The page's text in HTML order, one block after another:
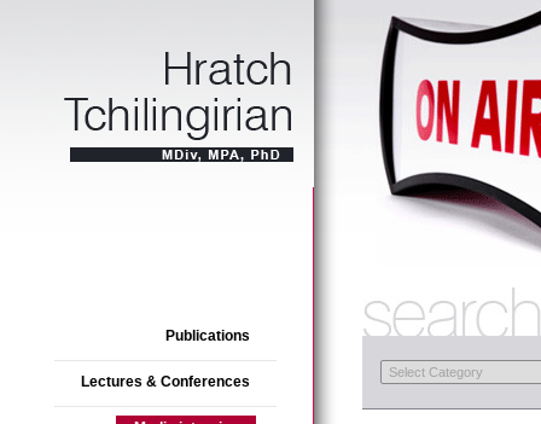
Publications
Lectures & Conferences